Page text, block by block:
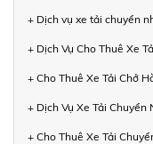
+ Dịch vụ xe tải chuyển
+ Dịch Vụ Cho Thuê Xe
+ Cho Thuê Xe Tải Chở
+ Dịch Vụ Xe Tải Chuyển
+ Cho Thuê Xe Tải